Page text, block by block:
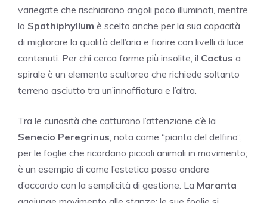
variegate che rischiarano angoli poco illuminati, mentre
lo Spathiphyllum è scelto anche per la sua capacità
di migliorare la qualità dell’aria e fiorire con livelli di luce
contenuti. Per chi cerca forme più insolite, il Cactus a
spirale è un elemento scultoreo che richiede soltanto
terreno asciutto tra un’innaffiatura e l’altra.
Tra le curiosità che catturano l’attenzione c’è la
Senecio Peregrinus , nota come “pianta del delfino”,
per le foglie che ricordano piccoli animali in movimento;
è un esempio di come l’estetica possa andare
d’accordo con la semplicità di gestione. La Maranta